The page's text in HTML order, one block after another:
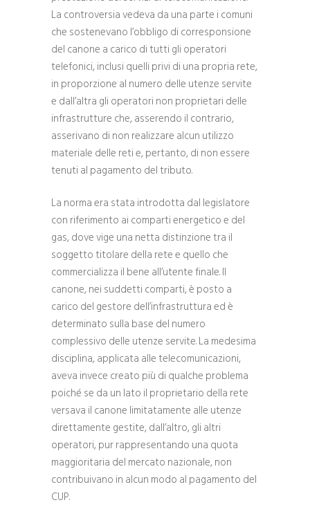
La controversia vedeva da una parte i comuni
che sostenevano l’obbligo di corresponsione
del canone a carico di tutti gli operatori
telefonici, inclusi quelli privi di una propria rete,
in proporzione al numero delle utenze servite
e dall’altra gli operatori non proprietari delle
infrastrutture che, asserendo il contrario,
asserivano di non realizzare alcun utilizzo
materiale delle reti e, pertanto, di non essere
tenuti al pagamento del tributo.
La norma era stata introdotta dal legislatore
con riferimento ai comparti energetico e del
gas, dove vige una netta distinzione tra il
soggetto titolare della rete e quello che
commercializza il bene all’utente finale. Il
canone, nei suddetti comparti, è posto a
carico del gestore dell’infrastruttura ed è
determinato sulla base del numero
complessivo delle utenze servite. La medesima
disciplina, applicata alle telecomunicazioni,
aveva invece creato più di qualche problema
poiché se da un lato il proprietario della rete
versava il canone limitatamente alle utenze
direttamente gestite, dall’altro, gli altri
operatori, pur rappresentando una quota
maggioritaria del mercato nazionale, non
contribuivano in alcun modo al pagamento del
CUP.